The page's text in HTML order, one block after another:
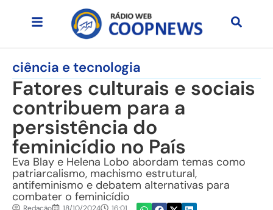
ciência e tecnologia
Fatores culturais e sociais
contribuem para a
persistência do
feminicídio no País
Eva Blay e Helena Lobo abordam temas como
patriarcalismo, machismo estrutural,
antifeminismo e debatem alternativas para
combater o feminicídio